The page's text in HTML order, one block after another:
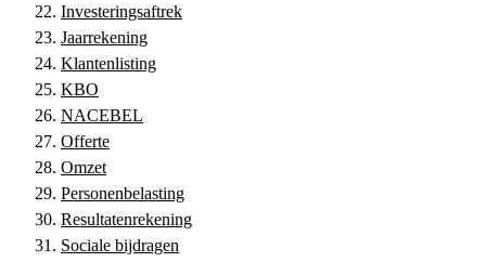
Investeringsaftrek
Jaarrekening
Klantenlisting
KBO
NACEBEL
Offerte
Omzet
Personenbelasting
Resultatenrekening
Sociale bijdragen